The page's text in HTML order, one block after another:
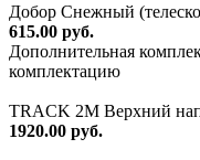
Добор Снежный
615.00 руб.
Дополнительная
комплектацию
TRACK 2M Верхний
1920.00 руб.